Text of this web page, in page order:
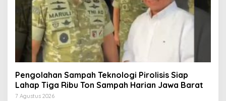
Pengolahan Sampah Teknologi Pirolisis Siap
Lahap Tiga Ribu Ton Sampah Harian Jawa Barat
7 Agustus 2026